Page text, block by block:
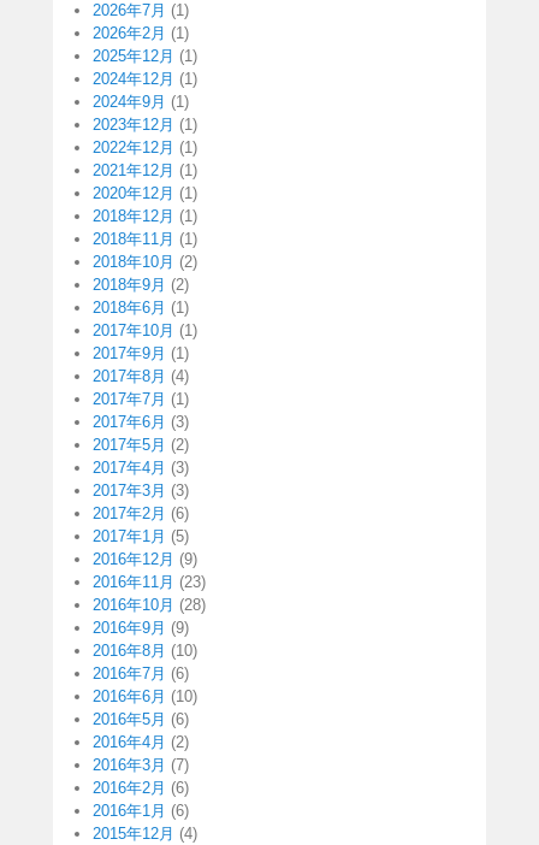
2026年7月 (1)
2026年2月 (1)
2025年12月 (1)
2024年12月 (1)
2024年9月 (1)
2023年12月 (1)
2022年12月 (1)
2021年12月 (1)
2020年12月 (1)
2018年12月 (1)
2018年11月 (1)
2018年10月 (2)
2018年9月 (2)
2018年6月 (1)
2017年10月 (1)
2017年9月 (1)
2017年8月 (4)
2017年7月 (1)
2017年6月 (3)
2017年5月 (2)
2017年4月 (3)
2017年3月 (3)
2017年2月 (6)
2017年1月 (5)
2016年12月 (9)
2016年11月 (23)
2016年10月 (28)
2016年9月 (9)
2016年8月 (10)
2016年7月 (6)
2016年6月 (10)
2016年5月 (6)
2016年4月 (2)
2016年3月 (7)
2016年2月 (6)
2016年1月 (6)
2015年12月 (4)